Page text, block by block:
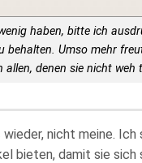
haben, bitte ich
behalten. Umso mehr
allen, denen sie nicht weh
nicht meine.
bieten, damit sie sich